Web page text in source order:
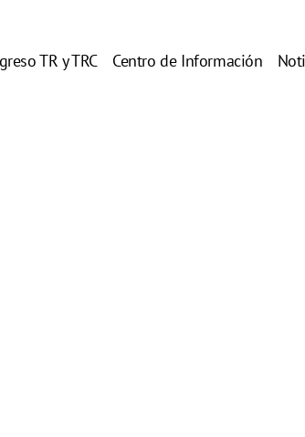
TR y TRC Centro de Información